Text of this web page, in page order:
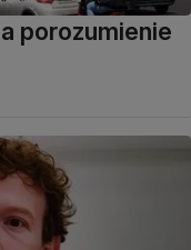
porozumienie